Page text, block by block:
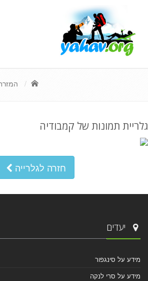
גלריית תמונות של קמבודיה
חזרה לגלרייה
יעדים
מידע על סינגפור
מידע על סרי לנקה